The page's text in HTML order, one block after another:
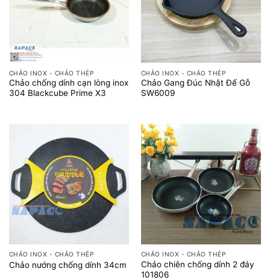
CHẢO INOX - CHẢO THÉP
Chảo chống dính cạn lòng inox
304 Blackcube Prime X3
CHẢO INOX - CHẢO THÉP
Chảo Gang Đúc Nhật Đế Gỗ
SW6009
CHẢO INOX - CHẢO THÉP
Chảo nướng chống dính 34cm
CHẢO INOX - CHẢO THÉP
Chảo chiên chống dính 2 đáy
101806